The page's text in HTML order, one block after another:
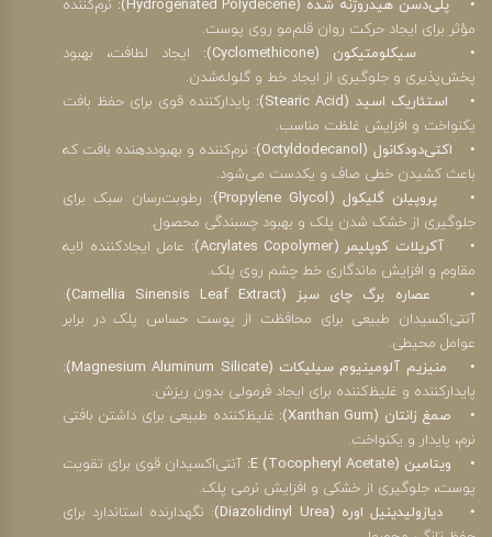
• پلی‌دسن هیدروژنه شده (Hydrogenated Polydecene):
نرم‌کننده
مؤثر برای ایجاد حرکت روان قلم‌مو روی پوست.
• سیکلومتیکون (Cyclomethicone):
ایجاد لطافت، بهبود
پخش‌پذیری و جلوگیری از ایجاد خط و گلوله‌شدن.
• استئاریک اسید (Stearic Acid):
پایدارکننده قوی برای حفظ بافت
یکنواخت و افزایش غلظت مناسب.
• اکتی‌دودکانول (Octyldodecanol):
نرم‌کننده و بهبوددهنده بافت که
باعث کشیدن خطی صاف و یکدست می‌شود.
• پروپیلن گلیکول (Propylene Glycol):
رطوبت‌رسان سبک برای
جلوگیری از خشک شدن پلک و بهبود چسبندگی محصول.
• آکریلات کوپلیمر (Acrylates Copolymer):
عامل ایجادکننده لایه
مقاوم و افزایش ماندگاری خط چشم روی پلک.
• عصاره برگ چای سبز (Camellia Sinensis Leaf Extract)
:
آنتی‌اکسیدان طبیعی برای محافظت از پوست حساس پلک در برابر
عوامل محیطی.
• منیزیم آلومینیوم سیلیکات (Magnesium Aluminum Silicate):
پایدارکننده و غلیظ‌کننده برای ایجاد فرمولی بدون ریزش.
• صمغ زانتان (Xanthan Gum):
غلیظ‌کننده طبیعی برای داشتن بافتی
نرم، پایدار و یکنواخت.
• ویتامین E (Tocopheryl Acetate):
آنتی‌اکسیدان قوی برای تقویت
پوست، جلوگیری از خشکی و افزایش نرمی پلک.
• دیازولیدینیل اوره (Diazolidinyl Urea)
: نگهدارنده استاندارد برای